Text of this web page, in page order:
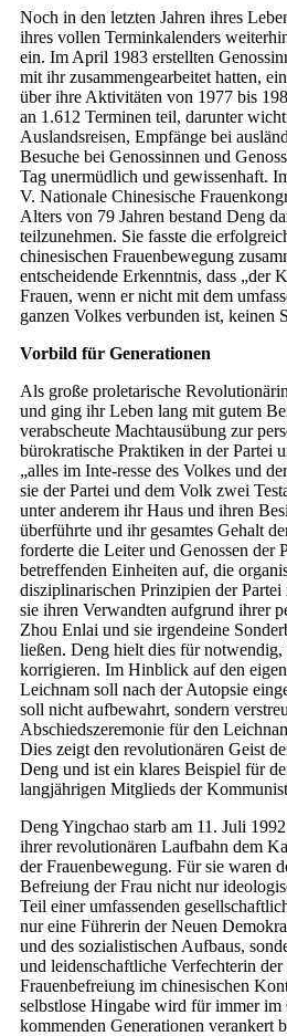
Noch in den letzten Jahren ihres
ihres vollen Terminkalenders
ein. Im April 1983 erstellten
mit ihr zusammengearbeitet hatten,
über ihre Aktivitäten von 1977 bis
an 1.612 Terminen teil, darunter
Auslandsreisen, Empfänge bei
Besuche bei Genossinnen und
Tag unermüdlich und gewissenhaft.
V. Nationale Chinesische
Alters von 79 Jahren bestand Deng
teilzunehmen. Sie fasste die
chinesischen Frauenbewegung
entscheidende Erkenntnis, dass „der
Frauen, wenn er nicht mit dem
ganzen Volkes verbunden ist, keinen
Vorbild für Generationen
Als große proletarische
und ging ihr Leben lang mit gutem
verabscheute Machtausübung zur
bürokratische Praktiken in der Partei
„alles im Inte-resse des Volkes und
sie der Partei und dem Volk zwei
unter anderem ihr Haus und ihren
überführte und ihr gesamtes Gehalt
forderte die Leiter und Genossen der
betreffenden Einheiten auf, die
disziplinarischen Prinzipien der
sie ihren Verwandten aufgrund ihrer
Zhou Enlai und sie irgendeine
ließen. Deng hielt dies für notwendig,
korrigieren. Im Hinblick auf den
Leichnam soll nach der Autopsie
soll nicht aufbewahrt, sondern
Abschiedszeremonie für den
Dies zeigt den revolutionären Geist
Deng und ist ein klares Beispiel für
langjährigen Mitglieds der
Deng Yingchao starb am 11. Juli
ihrer revolutionären Laufbahn dem
der Frauenbewegung. Für sie waren
Befreiung der Frau nicht nur
Teil einer umfassenden
nur eine Führerin der Neuen
und des sozialistischen Aufbaus,
und leidenschaftliche Verfechterin
Frauenbefreiung im chinesischen
selbstlose Hingabe wird für immer im
kommenden Generationen verankert